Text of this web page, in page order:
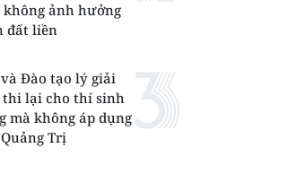
không ảnh hưởng
đất liền
Đào tạo lý giải
thi lại cho thí sinh
mà không áp dụng
Trị